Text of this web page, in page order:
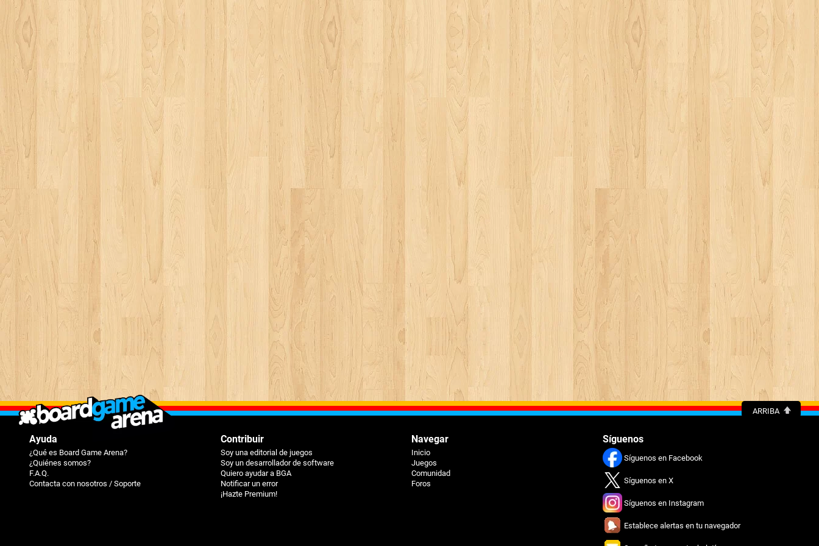
ARRIBA
Ayuda
¿Qué es Board Game Arena?
¿Quiénes somos?
F.A.Q.
Contacta con nosotros / Soporte
Contribuir
Soy una editorial de juegos
Soy un desarrollador de software
Quiero ayudar a BGA
Notificar un error
¡Hazte Premium!
Navegar
Inicio
Juegos
Comunidad
Foros
Síguenos
Síguenos en Facebook
Síguenos en X
Síguenos en Instagram
Establece alertas en tu navegador